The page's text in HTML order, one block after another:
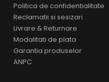
Politica de confidentialitate
Reclamatii si sesizari
Livrare & Returnare
Modalitati de plata
Garantia produselor
ANPC